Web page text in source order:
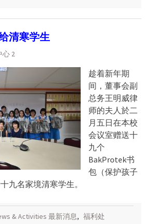
清寒学生
心 2
趁着新年期
间，董事会副
总务王明威律
师的夫人於二
月五日在本校
会议室赠送十
九个
BakProtek书
包（保护孩子
九名家境清寒学生。
& Activities 最新消息, 福利处